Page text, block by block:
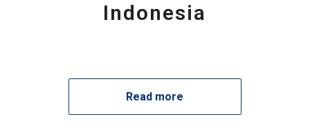
Indonesia
Read more